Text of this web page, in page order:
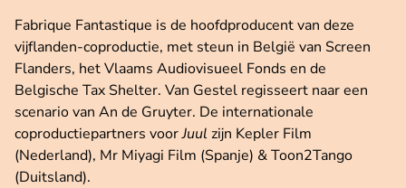
Fabrique Fantastique is de hoofdproducent van deze
vijflanden-coproductie, met steun in België van Screen
Flanders, het Vlaams Audiovisueel Fonds en de
Belgische Tax Shelter. Van Gestel regisseert naar een
scenario van An de Gruyter. De internationale
coproductiepartners voorJuul zijn Kepler Film
(Nederland), Mr Miyagi Film (Spanje) & Toon2Tango
(Duitsland).